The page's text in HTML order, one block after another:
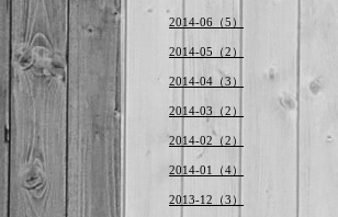
2014-06（5）
2014-05（2）
2014-04（3）
2014-03（2）
2014-02（2）
2014-01（4）
2013-12（3）